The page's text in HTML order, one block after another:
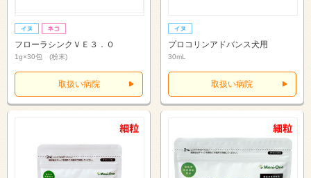
フローラシンクＶＥ３．０
1g×30包 (粉末)
取扱い病院
プロコリンアドバンス犬用
30mL
取扱い病院